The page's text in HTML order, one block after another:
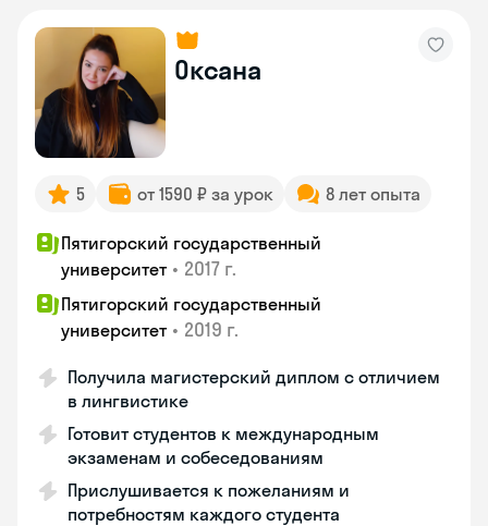
Оксана
5 от 1590 ₽ за урок 8 лет опыта
Пятигорский государственный
университет • 2017 г.
Пятигорский государственный
университет • 2019 г.
Получила магистерский диплом с отличием
в лингвистике
Готовит студентов к международным
экзаменам и собеседованиям
Прислушивается к пожеланиям и
потребностям каждого студента